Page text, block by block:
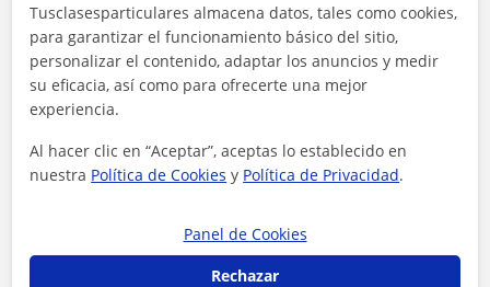
Configuración de Cookies
Política de privacidad
Condiciones uso profesores
Condiciones uso alumnos
Descubre más
Tusclasesparticulares almacena datos, tales como cookies,
para garantizar el funcionamiento básico del sitio,
personalizar el contenido, adaptar los anuncios y medir
su eficacia, así como para ofrecerte una mejor
experiencia.
Al hacer clic en “Aceptar”, aceptas lo establecido en
nuestra Política de Cookies y Política de Privacidad.
Panel de Cookies
Rechazar